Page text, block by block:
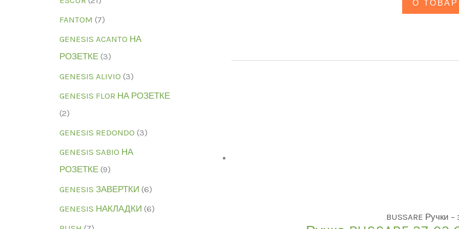
FANTOM (7)
GENESIS ACANTO НА
РОЗЕТКЕ (3)
GENESIS ALIVIO (3)
GENESIS FLOR НА РОЗЕТКЕ
(2)
GENESIS REDONDO (3)
GENESIS SABIO НА
РОЗЕТКЕ (9)
GENESIS ЗАВЕРТКИ (6)
GENESIS НАКЛАДКИ (6)
О
BUSSARE Ручки